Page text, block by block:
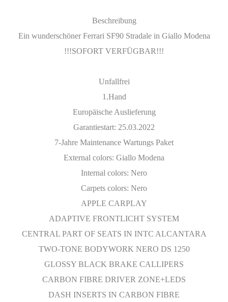
Beschreibung
Ein wunderschöner Ferrari SF90 Stradale in Giallo Modena
!!!SOFORT VERFÜGBAR!!!
Unfallfrei
1.Hand
Europäische Auslieferung
Garantiestart: 25.03.2022
7-Jahre Maintenance Wartungs Paket
External colors: Giallo Modena
Internal colors: Nero
Carpets colors: Nero
APPLE CARPLAY
ADAPTIVE FRONTLICHT SYSTEM
CENTRAL PART OF SEATS IN INTC ALCANTARA
TWO-TONE BODYWORK NERO DS 1250
GLOSSY BLACK BRAKE CALLIPERS
CARBON FIBRE DRIVER ZONE+LEDS
DASH INSERTS IN CARBON FIBRE